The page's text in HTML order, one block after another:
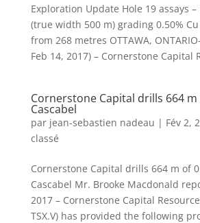
Exploration Update Hole 19 assays
(true width 500 m) grading 0.50%
from 268 metres OTTAWA,
Feb 14, 2017) – Cornerstone Capital
Cornerstone Capital drills 664 m
Cascabel
par jean-sebastien nadeau | Fév 2,
classé
Cornerstone Capital drills 664 m of
Cascabel Mr. Brooke Macdonald
2017 – Cornerstone Capital
TSX.V) has provided the following